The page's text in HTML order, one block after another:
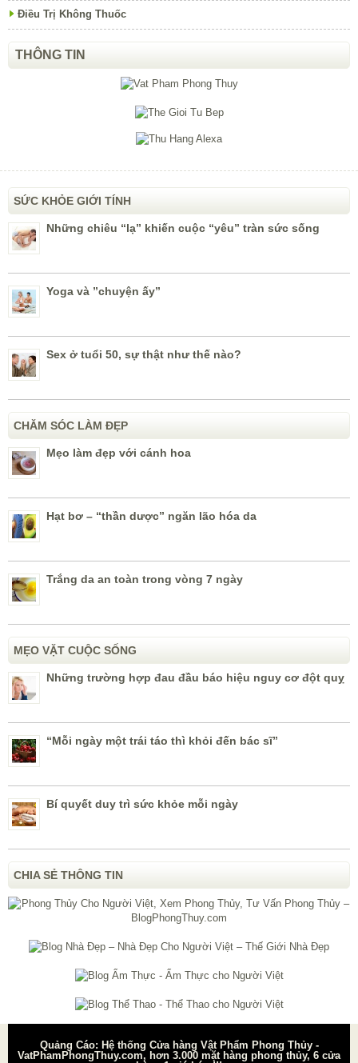
Điều Trị Không Thuốc
THÔNG TIN
SỨC KHỎE GIỚI TÍNH
Những chiêu “lạ” khiến cuộc “yêu” tràn sức sống
Yoga và ”chuyện ấy”
Sex ở tuổi 50, sự thật như thế nào?
CHĂM SÓC LÀM ĐẸP
Mẹo làm đẹp với cánh hoa
Hạt bơ – “thần dược” ngăn lão hóa da
Trắng da an toàn trong vòng 7 ngày
MẸO VẶT CUỘC SỐNG
Những trường hợp đau đầu báo hiệu nguy cơ đột quỵ
“Mỗi ngày một trái táo thì khỏi đến bác sĩ”
Bí quyết duy trì sức khỏe mỗi ngày
CHIA SẺ THÔNG TIN
Quảng Cáo: Hệ thống Cửa hàng Vật Phẩm Phong Thủy -
VatPhamPhongThuy.com, hơn 3.000 mặt hàng phong thủy, 6 cửa